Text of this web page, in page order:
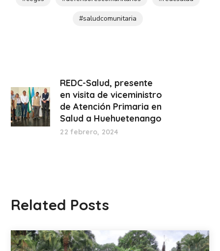
#saludcomunitaria
REDC-Salud, presente
en visita de viceministro
de Atención Primaria en
Salud a Huehuetenango
22 febrero, 2024
Related Posts